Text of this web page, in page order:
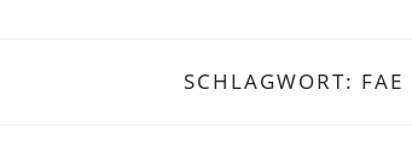
SCHLAGWORT: FAE